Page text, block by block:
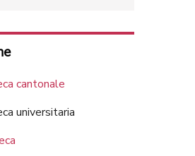
cantonale
universitaria